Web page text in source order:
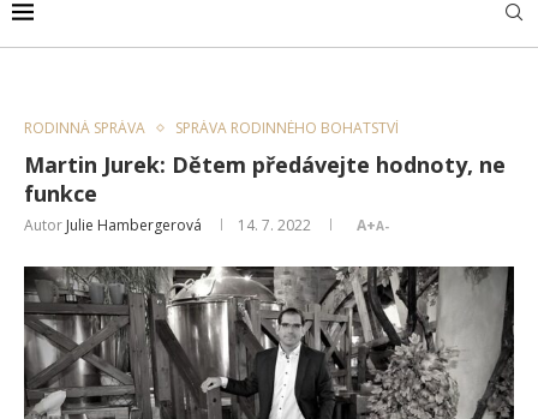
RODINNÁ SPRÁVA SPRÁVA RODINNÉHO BOHATSTVÍ
Martin Jurek: Dětem předávejte hodnoty, ne
funkce
Autor Julie Hambergerová 14. 7. 2022 A+A-